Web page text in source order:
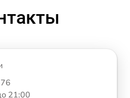
21:00